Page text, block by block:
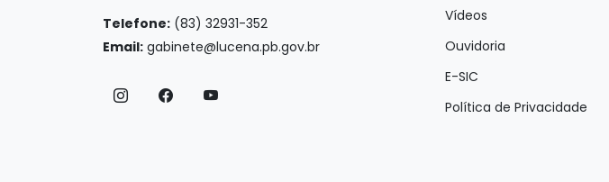
Telefone: (83) 32931-352
Email: gabinete@lucena.pb.gov.br
Vídeos
Ouvidoria
E-SIC
Política de Privacidade